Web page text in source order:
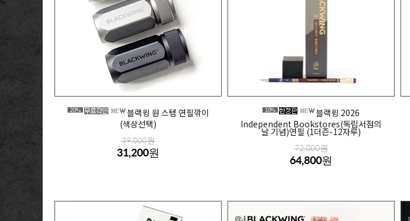
20%
블랙윙 원 스텝 연필깎이
(색상선택)
39,000원
31,200원
10%
블랙윙 2026
Independent Bookstores(독립서점의
날 기념)연필 (1더즌-12자루)
72,000원
64,800원